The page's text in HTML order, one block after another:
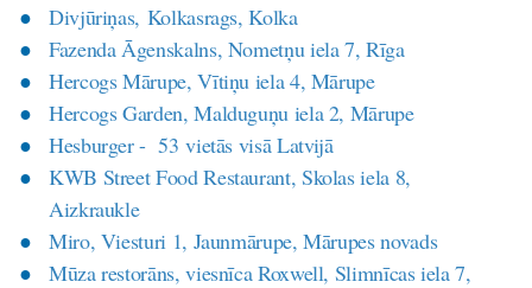
Divjūriņas, Kolkasrags, Kolka
Fazenda Āgenskalns, Nometņu iela 7, Rīga
Hercogs Mārupe, Vītiņu iela 4, Mārupe
Hercogs Garden, Malduguņu iela 2, Mārupe
Hesburger - 53 vietās visā Latvijā
KWB Street Food Restaurant, Skolas iela 8,
Aizkraukle
Miro, Viesturi 1, Jaunmārupe, Mārupes novads
Mūza restorāns, viesnīca Roxwell, Slimnīcas iela 7,